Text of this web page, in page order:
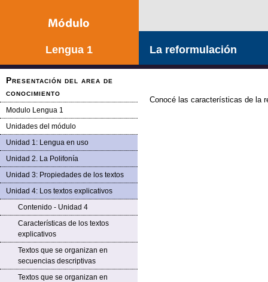
Lengua 1
Presentación del area de
conocimiento
Modulo Lengua 1
Unidades del módulo
Unidad 1: Lengua en uso
Unidad 2. La Polifonía
Unidad 3: Propiedades de los textos
Unidad 4: Los textos explicativos
Contenido - Unidad 4
Características de los textos
explicativos
Textos que se organizan en
secuencias descriptivas
Textos que se organizan en
La reformulación
Conocé las características de la